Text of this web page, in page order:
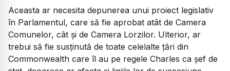
Aceasta ar necesita depunerea unui proiect legislativ
în Parlamentul, care să fie aprobat atât de Camera
Comunelor, cât și de Camera Lorzilor. Ulterior, ar
trebui să fie susținută de toate celelalte țări din
Commonwealth care îl au pe regele Charles ca șef de